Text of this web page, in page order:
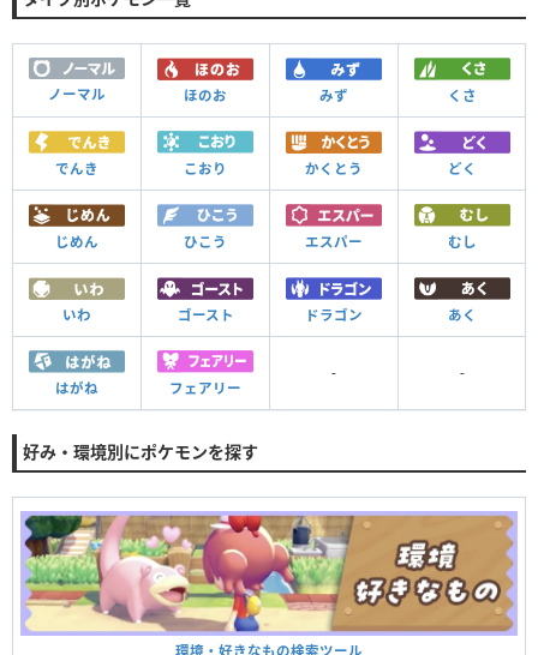
ノーマル ほのお みず くさ
でんき こおり かくとう どく
じめん ひこう エスパー むし
いわ ゴースト ドラゴン あく
はがね フェアリー
- -
好み・環境別にポケモンを探す
環境・好きなもの検索ツール